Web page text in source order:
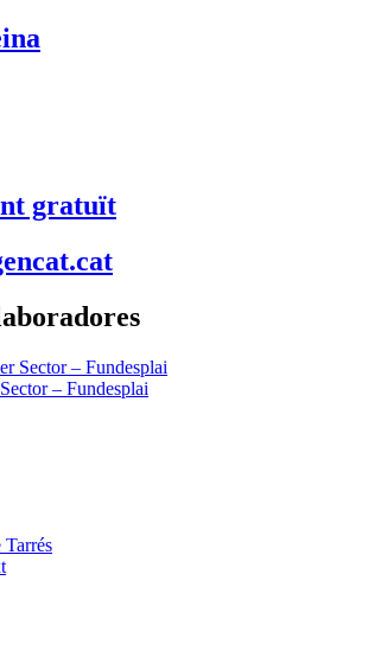
gratuït
– Fundesplai
Tarrés